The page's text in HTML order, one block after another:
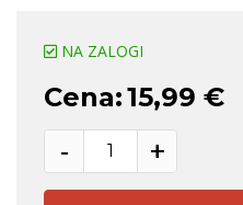
NA ZALOGI
Cena:15,99 €
- +